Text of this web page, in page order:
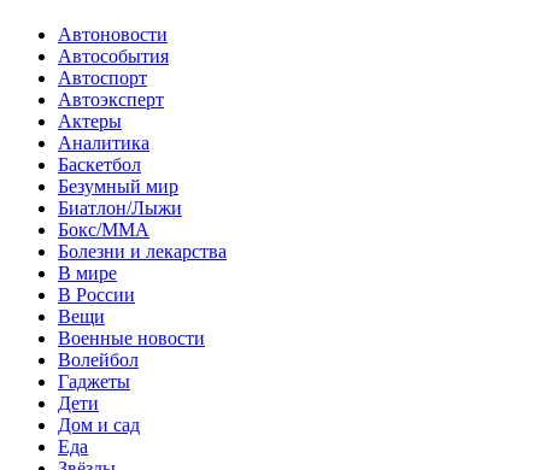
Автоновости
Автособытия
Автоспорт
Автоэксперт
Актеры
Аналитика
Баскетбол
Безумный мир
Биатлон/Лыжи
Бокс/MMA
Болезни и лекарства
В мире
В России
Вещи
Военные новости
Волейбол
Гаджеты
Дети
Дом и сад
Еда